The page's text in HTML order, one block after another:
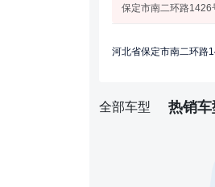
保定市南二环路1426
河北省保定市南二环路
全部车型 热销车